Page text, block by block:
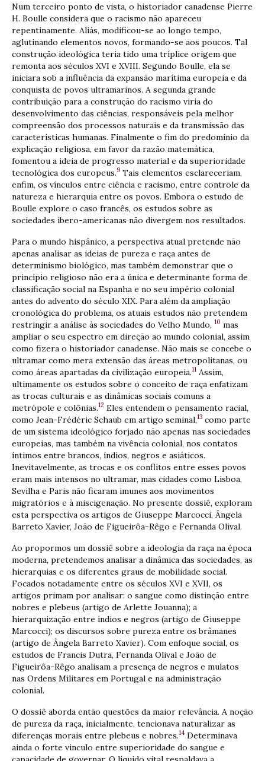
Num terceiro ponto de vista, o historiador canadense Pierre
H. Boulle considera que o racismo não apareceu
repentinamente. Aliás, modificou-se ao longo tempo,
aglutinando elementos novos, formando-se aos poucos. Tal
construção ideológica teria tido uma tríplice origem que
remonta aos séculos XVI e XVIII. Segundo Boulle, ela se
iniciara sob a influência da expansão marítima europeia e da
conquista de povos ultramarinos. A segunda grande
contribuição para a construção do racismo viria do
desenvolvimento das ciências, responsáveis pela melhor
compreensão dos processos naturais e da transmissão das
características humanas. Finalmente o fim do predomínio da
explicação religiosa, em favor da razão matemática,
fomentou a ideia de progresso material e da superioridade
tecnológica dos europeus.9 Tais elementos esclareceriam,
enfim, os vínculos entre ciência e racismo, entre controle da
natureza e hierarquia entre os povos. Embora o estudo de
Boulle explore o caso francês, os estudos sobre as
sociedades ibero-americanas não divergem nos resultados.
Para o mundo hispânico, a perspectiva atual pretende não
apenas analisar as ideias de pureza e raça antes de
determinismo biológico, mas também demonstrar que o
princípio religioso não era a única e determinante forma de
classificação social na Espanha e no seu império colonial
antes do advento do século XIX. Para além da ampliação
cronológica do problema, os atuais estudos não pretendem
restringir a análise às sociedades do Velho Mundo, 10 mas
ampliar o seu espectro em direção ao mundo colonial, assim
como fizera o historiador canadense. Não mais se concebe o
ultramar como mera extensão das áreas metropolitanas, ou
como áreas apartadas da civilização europeia.11 Assim,
ultimamente os estudos sobre o conceito de raça enfatizam
as trocas culturais e as dinâmicas sociais comuns a
metrópole e colônias.12 Eles entendem o pensamento racial,
como Jean-Frédéric Schaub em artigo seminal,13 como parte
de um sistema ideológico forjado não apenas nas sociedades
europeias, mas também na vivência colonial, nos contatos
íntimos entre brancos, índios, negros e asiáticos.
Inevitavelmente, as trocas e os conflitos entre esses povos
eram mais intensos no ultramar, mas cidades como Lisboa,
Sevilha e Paris não ficaram imunes aos movimentos
migratórios e à miscigenação. No presente dossiê, exploram
esta perspectiva os artigos de Giuseppe Marcocci, Ângela
Barreto Xavier, João de Figueirôa-Rêgo e Fernanda Olival.
Ao propormos um dossiê sobre a ideologia da raça na época
moderna, pretendemos analisar a dinâmica das sociedades, as
hierarquias e os diferentes graus de mobilidade social.
Focados notadamente entre os séculos XVI e XVII, os
artigos primam por analisar: o sangue como distinção entre
nobres e plebeus (artigo de Arlette Jouanna); a
hierarquização entre índios e negros (artigo de Giuseppe
Marcocci); os discursos sobre pureza entre os brâmanes
(artigo de Ângela Barreto Xavier). Com enfoque social, os
estudos de Francis Dutra, Fernanda Olival e João de
Figueirôa-Rêgo analisam a presença de negros e mulatos
nas Ordens Militares em Portugal e na administração
colonial.
O dossiê aborda então questões da maior relevância. A noção
de pureza da raça, inicialmente, tencionava naturalizar as
diferenças morais entre plebeus e nobres.14 Determinava
ainda o forte vínculo entre superioridade do sangue e